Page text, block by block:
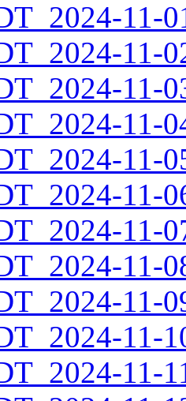
11-
11-
11-
11-
11-
11-
11-
11-
11-
11-
11-